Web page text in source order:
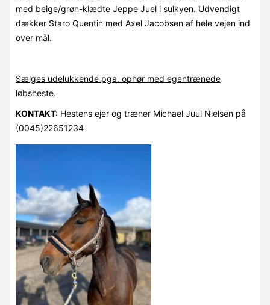
med beige/grøn-klædte Jeppe Juel i sulkyen. Udvendigt
dækker Staro Quentin med Axel Jacobsen af hele vejen ind
over mål.
Sælges udelukkende pga. ophør med egentrænede
løbsheste.
KONTAKT:Hestens ejer og træner Michael Juul Nielsen på
(0045)22651234